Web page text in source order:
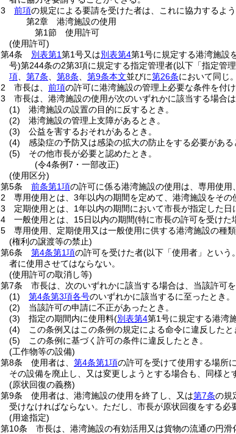
3
前項の規定による要請を受けた者は、これに協力するよ
第2章
港湾施設の使用
第1節
使用許可
(使用許可)
第4条
別表第1第1号又は別表第4第1号に規定する港湾施設
号)第244条の2第3項に規定する指定管理者(以下「指定管
項
第7条 第8条 第9条本文並びに第26条において同じ
2
市長は、 前項の許可に港湾施設の管理上必要な条件を付け
3
市長は、港湾施設の使用が次のいずれかに該当する場合は
(1)
港湾施設の設置の目的に反するとき。
(2)
港湾施設の管理上支障があるとき。
(3)
公益を害するおそれがあるとき。
(4)
感染症の予防又は感染の拡大の防止をする必要がある
(5)
その他市長が必要と認めたとき。
(令4条例7・一部改正)
(使用区分)
第5条
前条第1項の許可に係る港湾施設の使用は、専用使用
2
専用使用とは、3年以内の期間を定めて、港湾施設をその
3
定期使用とは、1年以内の期間において市長が指定した
4
一般使用とは、15日以内の期間(特に市長の許可を受けた
5
専用使用、定期使用又は一般使用に供する港湾施設の種類
(権利の譲渡等の禁止)
第6条
第4条第1項の許可を受けた者(以下「使用者」という
者に使用させてはならない。
(使用許可の取消し等)
第7条
市長は、次のいずれかに該当する場合は、当該許可
(1)
第4条第3項各号のいずれかに該当するに至ったとき。
(2)
当該許可の申請に不正があったとき。
(3)
指定の期間内に使用料(別表第4第1号に規定する港湾
(4)
この条例又はこの条例の規定による命令に違反したと
(5)
この条例に基づく許可の条件に違反したとき。
(工作物等の設備)
第8条
使用者は、 第4条第1項の許可を受けて使用する場所
その設備を廃止し、又は変更しようとする場合も、同様と
(原状回復の義務)
第9条
使用者は、港湾施設の使用を終了し、又は第7条の規
受けなければならない。 ただし、市長が原状回復をする必
(用途指定)
第10条
市長は、港湾施設の有効活用又は貨物の流通の円